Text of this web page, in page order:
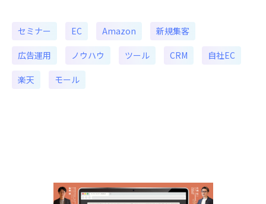
セミナー EC Amazon 新規集客
広告運用 ノウハウ ツール CRM 自社EC
楽天 モール